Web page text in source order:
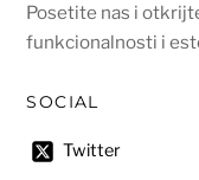
Posetite nas i
funkcionalnosti i
SOCIAL
Twitter